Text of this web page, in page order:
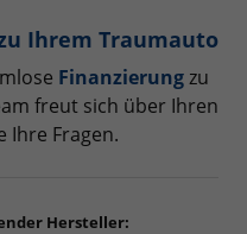
Ihrem Traumauto
Finanzierungzu
freut sich über Ihren
Ihre Fragen.
Hersteller: